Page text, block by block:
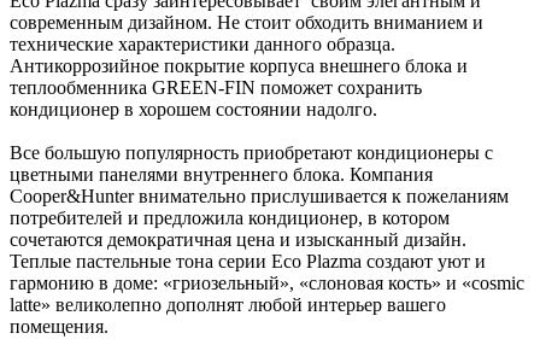
современным дизайном. Не стоит обходить вниманием и
технические характеристики данного образца.
Антикоррозийное покрытие корпуса внешнего блока и
теплообменника GREEN-FIN поможет сохранить
кондиционер в хорошем состоянии надолго.
Все большую популярность приобретают кондиционеры с
цветными панелями внутреннего блока. Компания
Cooper&Hunter внимательно прислушивается к пожеланиям
потребителей и предложила кондиционер, в котором
сочетаются демократичная цена и изысканный дизайн.
Теплые пастельные тона серии Eco Plazma создают уют и
гармонию в доме: «гриозельный», «слоновая кость» и «cosmic
latte» великолепно дополнят любой интерьер вашего
помещения.